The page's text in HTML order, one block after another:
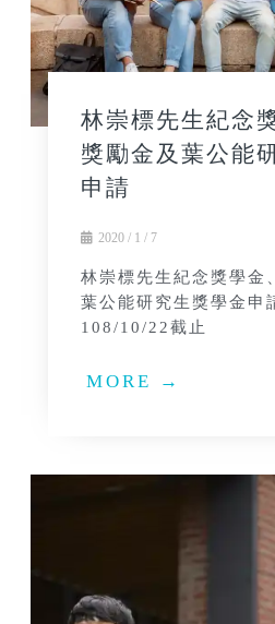
林崇標先生紀念
獎勵金及葉公能
申請
2020 / 1 / 7
林崇標先生紀念獎學金
葉公能研究生獎學金申
108/10/22截止
MORE →